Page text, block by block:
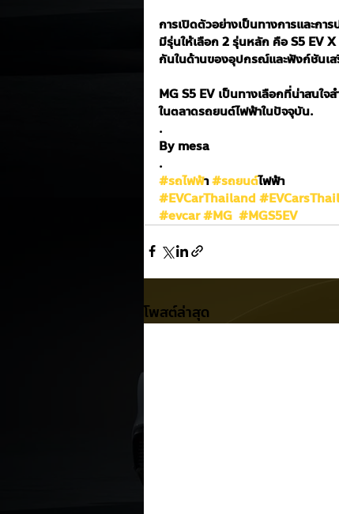
การเปิดตัวอย่างเป็นทางการและกา
มีรุ่นให้เลือก 2 รุ่นหลัก คือ S5
กันในด้านของอุปกรณ์และฟังก์ชันเ
MG S5 EV เป็นทางเลือกที่น่าสนใ
ในตลาดรถยนต์ไฟฟ้าในปัจจุบัน.
.
By mesa
.
#รถไฟฟ้า #รถยนต์ไฟฟ้า
#EVCarThailand
#evcar#MG #MGS5EV
โพสต์ล่าสุด